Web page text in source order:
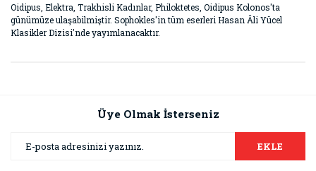
Oidipus, Elektra, Trakhisli Kadınlar, Philoktetes, Oidipus Kolonos'ta
günümüze ulaşabilmiştir. Sophokles'in tüm eserleri Hasan Âli Yücel
Klasikler Dizisi'nde yayımlanacaktır.
Görüş ve önerileriniz için teşekkür ederiz.
Ürün resmi kalitesiz, bozuk veya görüntülenemiyor.
Üye Olmak İsterseniz
EKLE